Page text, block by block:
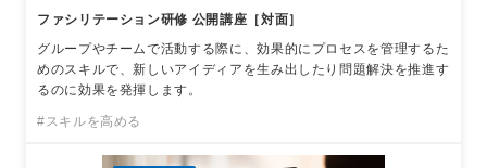
ファシリテーション研修 公開講座［対面］
グループやチームで活動する際に、効果的にプロセスを管理するた
めのスキルで、新しいアイディアを生み出したり問題解決を推進す
るのに効果を発揮します。
#スキルを高める